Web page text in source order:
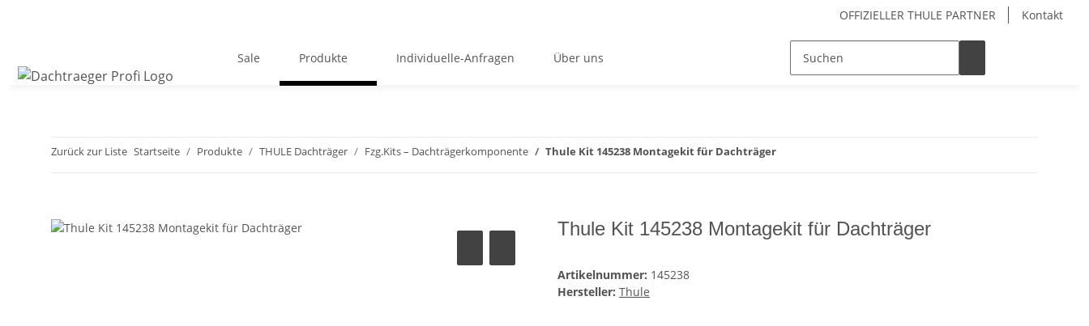
OFFIZIELLER THULE PARTNER Kontakt
Sale Produkte Individuelle-Anfragen Über uns
Zurück zur Liste Startseite Produkte THULE Dachträger Fzg.Kits – Dachträgerkomponente Thule Kit 145238 Montagekit für Dachträger
Thule Kit 145238 Montagekit für Dachträger
Artikelnummer: 145238
Hersteller: Thule